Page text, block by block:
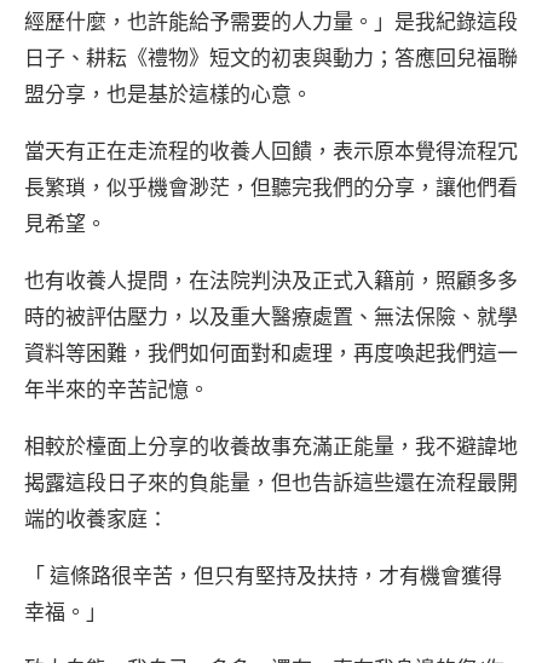
經歷什麼，也許能給予需要的人力量。」是我紀錄這段
日子、耕耘《禮物》短文的初衷與動力；答應回兒福聯
盟分享，也是基於這樣的心意。
當天有正在走流程的收養人回饋，表示原本覺得流程冗
長繁瑣，似乎機會渺茫，但聽完我們的分享，讓他們看
見希望。
也有收養人提問，在法院判決及正式入籍前，照顧多多
時的被評估壓力，以及重大醫療處置、無法保險、就學
資料等困難，我們如何面對和處理，再度喚起我們這一
年半來的辛苦記憶。
相較於檯面上分享的收養故事充滿正能量，我不避諱地
揭露這段日子來的負能量，但也告訴這些還在流程最開
端的收養家庭：
「 這條路很辛苦，但只有堅持及扶持，才有機會獲得
幸福。」